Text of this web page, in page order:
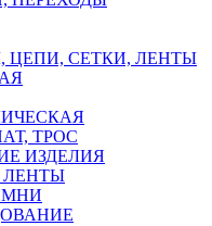
ЦЕПИ, СЕТКИ, ЛЕНТЫ
ТРОС
ИЗДЕЛИЯ
ЛЕНТЫ